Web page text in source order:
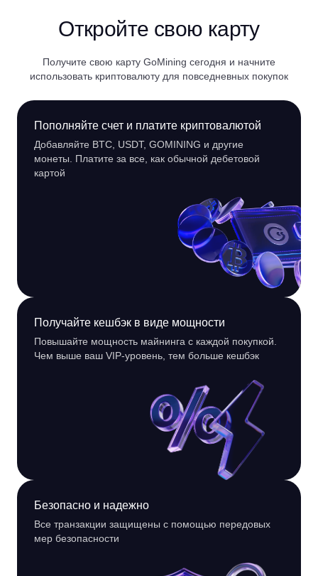
Откройте свою карту
Получите свою карту GoMining сегодня и начните
использовать криптовалюту для повседневных покупок
Пополняйте счет и платите криптовалютой
Добавляйте BTC, USDT, GOMINING и другие
монеты. Платите за все, как обычной дебетовой
картой
Получайте кешбэк в виде мощности
Повышайте мощность майнинга с каждой покупкой.
Чем выше ваш VIP-уровень, тем больше кешбэк
Безопасно и надежно
Все транзакции защищены с помощью передовых
мер безопасности